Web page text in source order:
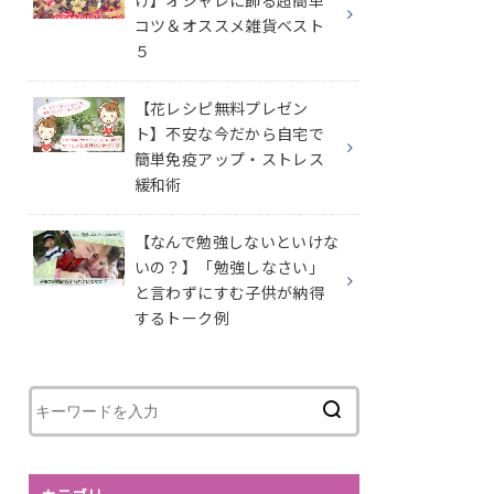
コツ＆オススメ雑貨ベスト
５
【花レシピ無料プレゼン
ト】不安な今だから自宅で
簡単免疫アップ・ストレス
緩和術
【なんで勉強しないといけな
いの？】「勉強しなさい」
と言わずにすむ子供が納得
するトーク例